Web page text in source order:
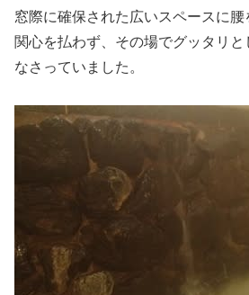
窓際に確保された広いスペースに
関心を払わず、その場でグッタリ
なさっていました。